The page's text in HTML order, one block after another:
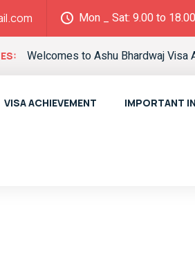
Mon _ Sat: 9.00 to 18.00
Welcomes to Ashu Bhardwaj Visa
VISA ACHIEVEMENT IMPORTANT